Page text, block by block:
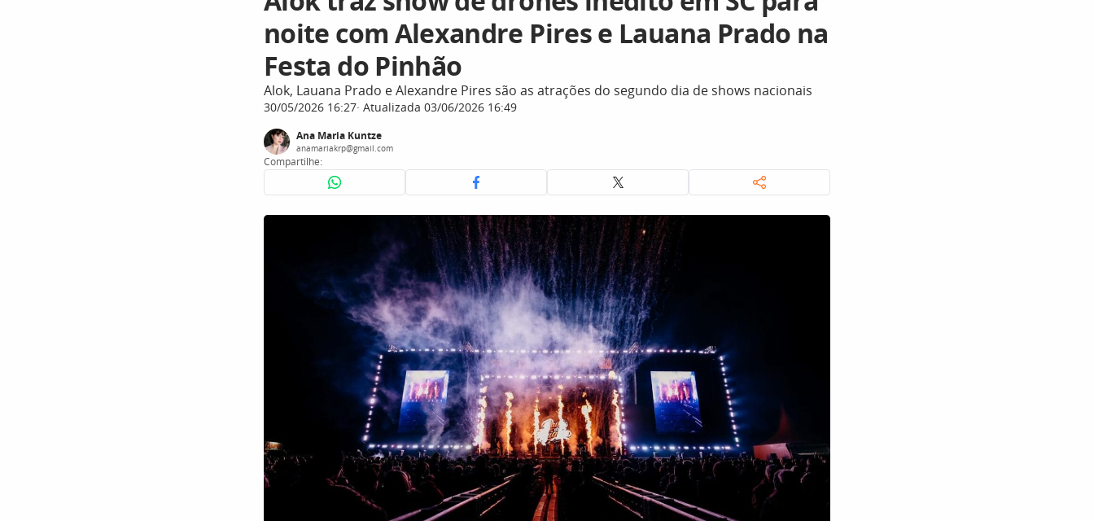
noite com Alexandre Pires e Lauana Prado na
Festa do Pinhão
Alok, Lauana Prado e Alexandre Pires são as atrações do segundo dia de shows nacionais
30/05/2026 16:27 Atualizada 03/06/2026 16:49
Ana Maria Kuntze
anamariakrp@gmail.com
Compartilhe: